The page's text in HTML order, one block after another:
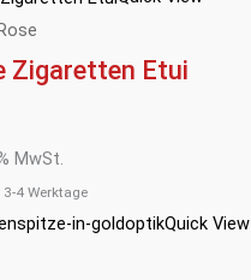
Zigaretten Etui
MwSt.
4 Werktage
Quick View